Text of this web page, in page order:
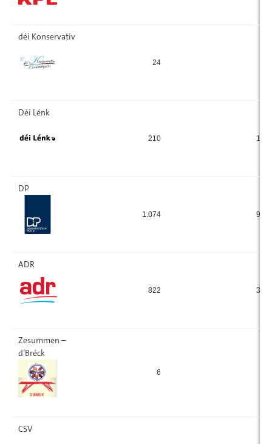
déi Konservativ
24
Déi Lénk
210 101
DP
1.074 974
ADR
822 319
Zesummen –
d’Bréck
6
CSV